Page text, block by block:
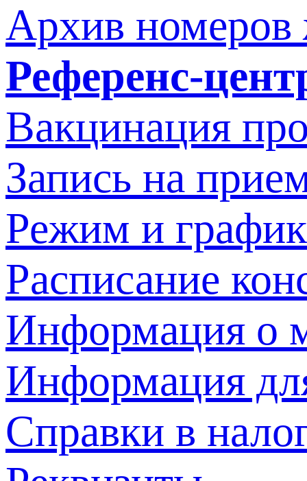
Архив номеров
Референс-
Вакцинация
Запись на
Режим и
Расписание
Информация о
Информация
Справки в